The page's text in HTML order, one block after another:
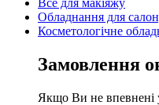
Все для макіяжу
Обладнання для
Косметологічне
Замовлення
Якщо Ви не впевнені